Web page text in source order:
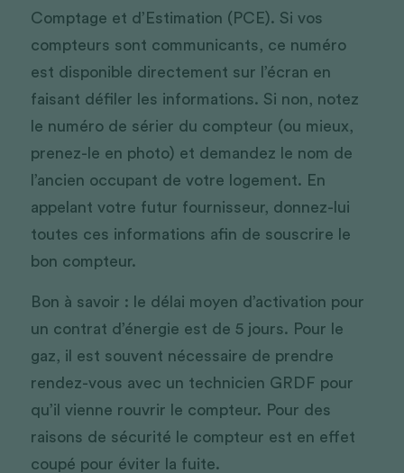
Comptage et d’Estimation (PCE). Si vos
compteurs sont communicants, ce numéro
est disponible directement sur l’écran en
faisant défiler les informations. Si non, notez
le numéro de sérier du compteur (ou mieux,
prenez-le en photo) et demandez le nom de
l’ancien occupant de votre logement. En
appelant votre futur fournisseur, donnez-lui
toutes ces informations afin de souscrire le
bon compteur.
Bon à savoir : le délai moyen d’activation pour
un contrat d’énergie est de 5 jours. Pour le
gaz, il est souvent nécessaire de prendre
rendez-vous avec un technicien GRDF pour
qu’il vienne rouvrir le compteur. Pour des
raisons de sécurité le compteur est en effet
coupé pour éviter la fuite.